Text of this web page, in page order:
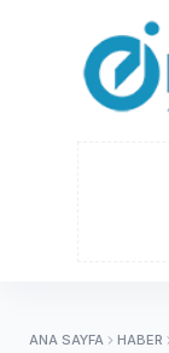
ANA SAYFA HABER